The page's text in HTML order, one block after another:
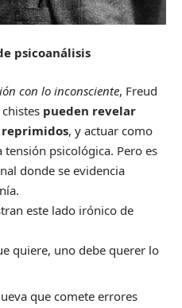
psicoanálisis
con lo inconsciente, Freud
pueden revelar
reprimidos, y actuar como
tensión psicológica. Pero es
donde se evidencia
este lado irónico de
quiere, uno debe querer lo
que comete errores